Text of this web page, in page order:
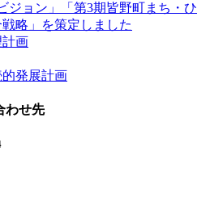
ジョン」「第3期皆野町まち・ひ
略」を策定しました
画
発展計画
わせ先